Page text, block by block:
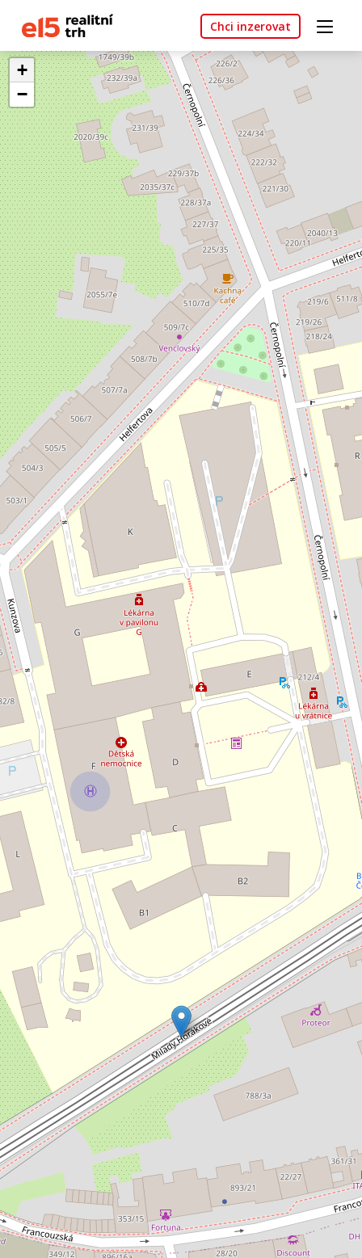
Chci inzerovat
+
−